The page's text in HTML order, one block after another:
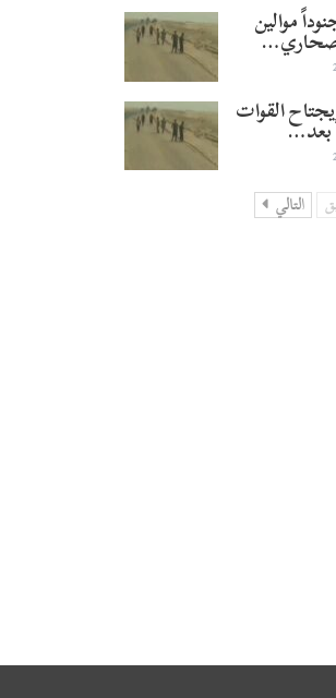
موالين
صحاري…
القوات
بعد…
التالي